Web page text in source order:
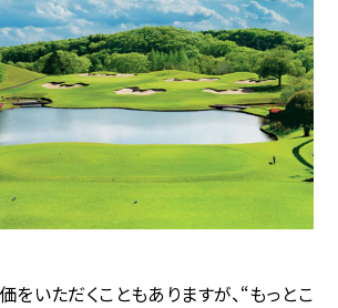
をいただくこともありますが、“もっとこ